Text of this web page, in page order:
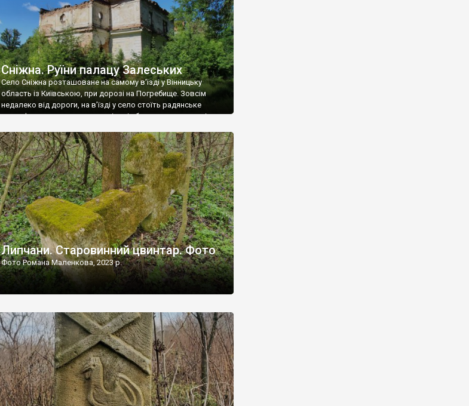
роках Болган […]
Сніжна. Руїни палацу Залеських
Село Сніжна розташоване на самому в’їзді у Вінницьку
область із Київською, при дорозі на Погребище. Зовсім
недалеко від дороги, на в’їзді у село стоїть радянське
рельєфне пано, яке показує жінку і яблуню, а трохи далі,
дороги їх не видно, але видно дві стареньких колії у траві –
[…]
Липчани. Старовинний цвинтар. Фото
Фото Романа Маленкова, 2023 р.